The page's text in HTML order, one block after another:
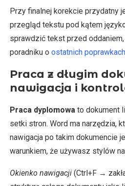
Przy finalnej korekcie przydatny
przegląd tekstu pod kątem
sprawdzić tekst przed
poradniku o ostatnich
Praca z długim
nawigacja i
Praca dyplomowa to dokument
setki stron. Word ma narzędzia,
nawigacja po takim dokumencie
warunkiem, że używasz stylów
Okienko nawigacji (Ctrl+F →